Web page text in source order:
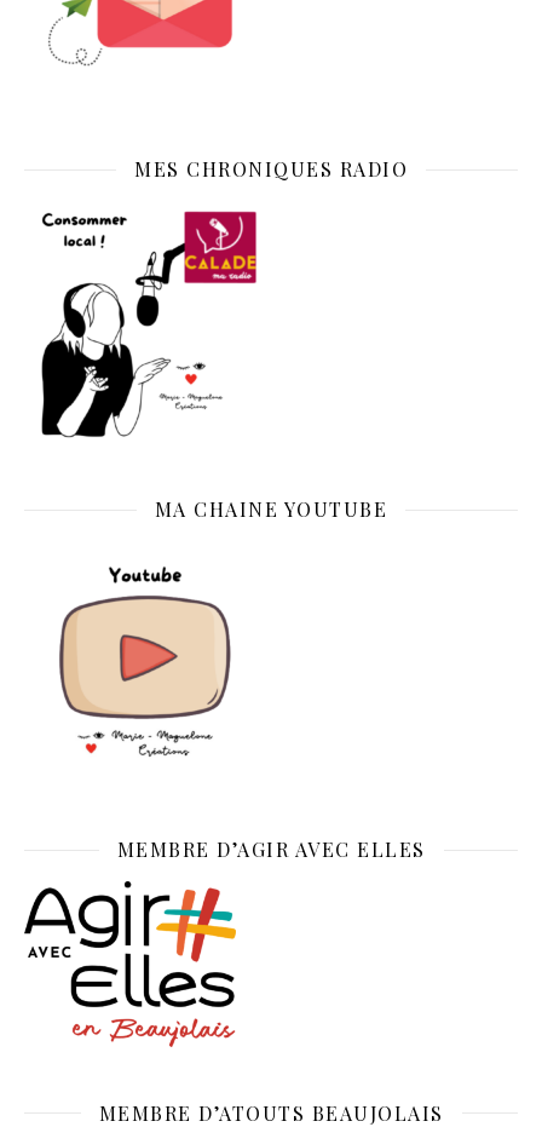
MES CHRONIQUES RADIO
MA CHAINE YOUTUBE
MEMBRE D’AGIR AVEC ELLES
MEMBRE D’ATOUTS BEAUJOLAIS